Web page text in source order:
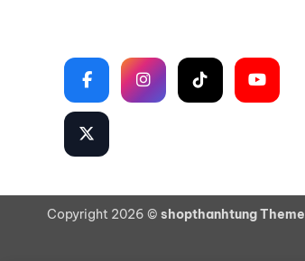
Copyright 2026 © shopthanhtung Theme